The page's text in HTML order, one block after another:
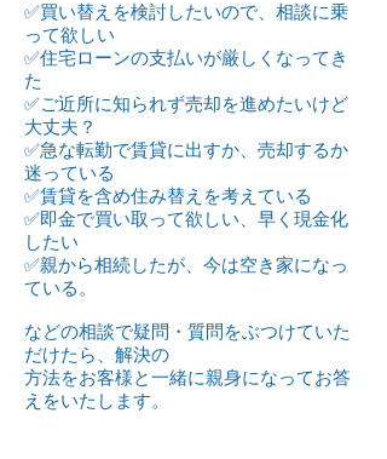
​✅買い替えを検討したいので、相談に乗
って欲しい
​✅住宅ローンの支払いが厳しくなってき
た
​✅ご近所に知られず売却を進めたいけど
大丈夫？
​✅急な転勤で賃貸に出すか、売却するか
迷っている
​✅賃貸を含め住み替えを考えている
​✅即金で買い取って欲しい、早く現金化
したい
​✅親から相続したが、今は空き家になっ
ている。
​などの相談で疑問・質問をぶつけていた
だけたら、解決の
方法をお客様と一緒に親身になってお答
えをいたします。